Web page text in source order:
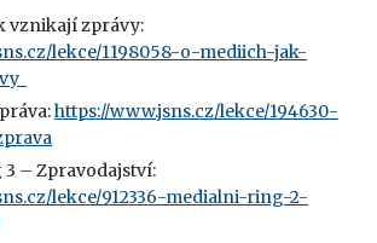
vznikají zprávy:
lekce/1198058-o-mediich-jak-
https://www.jsns.cz/lekce/194630-
– Zpravodajství:
lekce/912336-medialni-ring-2-